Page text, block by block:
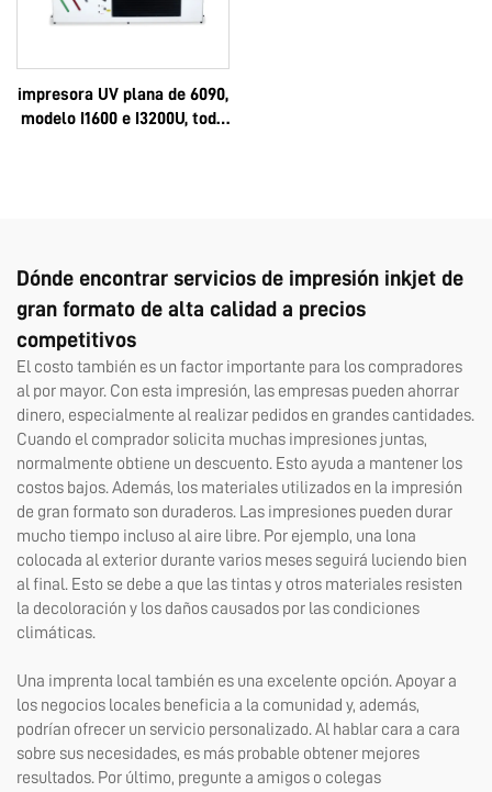
impresora UV plana de 6090,
modelo I1600 e I3200U, todo
Dónde encontrar servicios de impresión inkjet de
gran formato de alta calidad a precios
competitivos
El costo también es un factor importante para los compradores
al por mayor. Con esta impresión, las empresas pueden ahorrar
dinero, especialmente al realizar pedidos en grandes cantidades.
Cuando el comprador solicita muchas impresiones juntas,
normalmente obtiene un descuento. Esto ayuda a mantener los
costos bajos. Además, los materiales utilizados en la impresión
de gran formato son duraderos. Las impresiones pueden durar
mucho tiempo incluso al aire libre. Por ejemplo, una lona
colocada al exterior durante varios meses seguirá luciendo bien
al final. Esto se debe a que las tintas y otros materiales resisten
la decoloración y los daños causados por las condiciones
climáticas.
Una imprenta local también es una excelente opción. Apoyar a
los negocios locales beneficia a la comunidad y, además,
podrían ofrecer un servicio personalizado. Al hablar cara a cara
sobre sus necesidades, es más probable obtener mejores
resultados. Por último, pregunte a amigos o colegas